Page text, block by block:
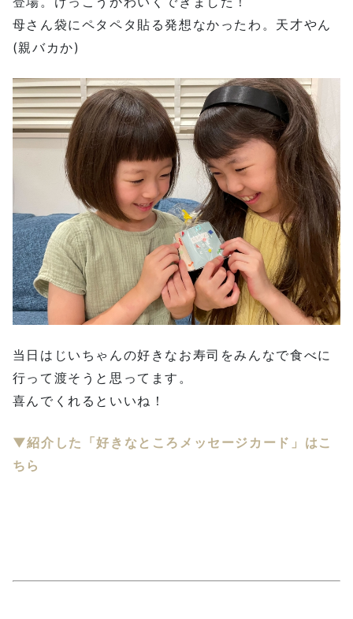
母さん袋にペタペタ貼る発想なかったわ。天才やん
(親バカか)
当日はじいちゃんの好きなお寿司をみんなで食べに
行って渡そうと思ってます。
喜んでくれるといいね！
▼紹介した「好きなところメッセージカード」 はこ
ちら